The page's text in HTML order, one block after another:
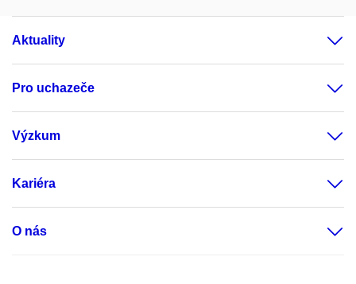
Aktuality
Pro uchazeče
Výzkum
Kariéra
O nás